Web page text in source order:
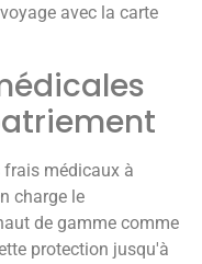
avec la carte
frais médicaux à
charge le
de gamme comme
protection jusqu'à